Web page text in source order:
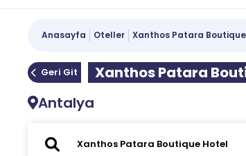
Anasayfa Oteller Xanthos Patara
Geri Git
Xanthos Patara
Antalya